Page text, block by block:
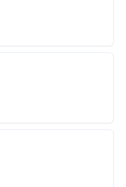
其他店家